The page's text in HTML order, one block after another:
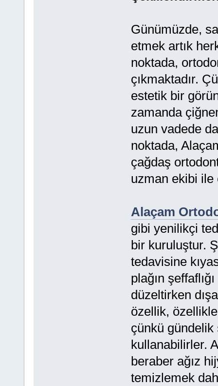
Günümüzde,
etmek artık
noktada,
çıkmaktadır.
estetik bir
zamanda
uzun vadede
noktada,
çağdaş
uzman ekibi ile
Alaçam
gibi yenilikçi
bir kuruluştur.
tedavisine
plağın
düzeltirken
özellik,
çünkü gündelik
kullanabilirler.
beraber ağız
temizlemek